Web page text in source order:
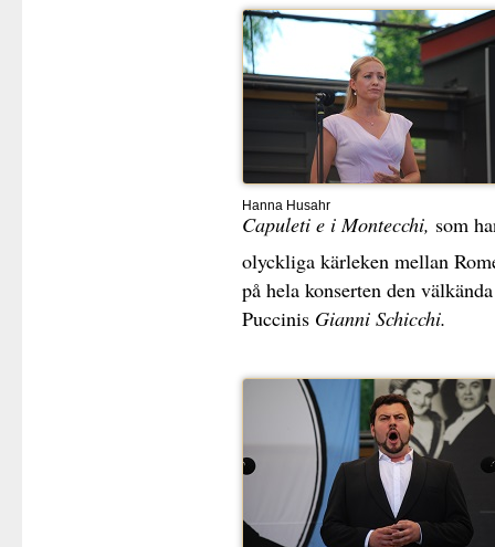
Hanna Husahr
Capuleti e i Montecchi, som
olyckliga kärleken mellan
på hela konserten den
Puccinis Gianni Schicchi.